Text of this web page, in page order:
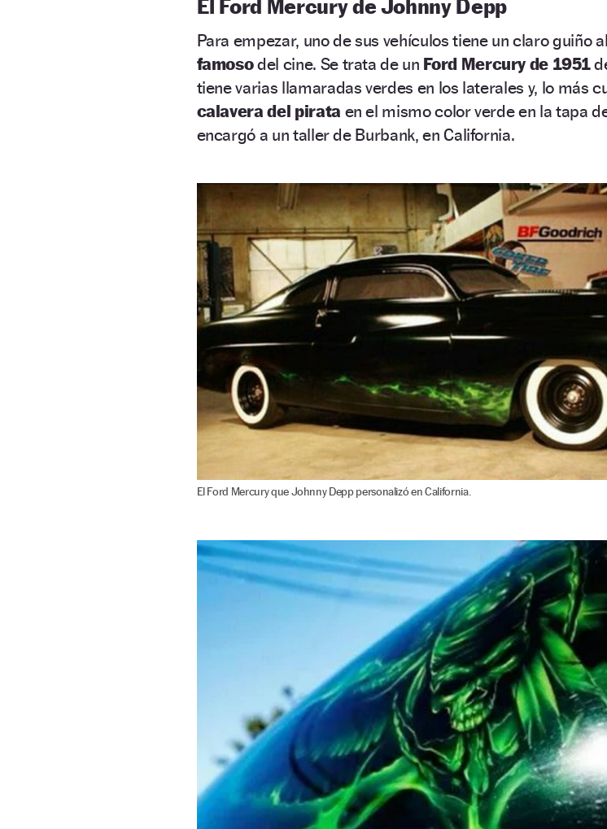
El Ford Mercury de Johnny Depp
Para empezar, uno de sus vehículos tiene un claro guiño al
famosodel cine. Se trata de un Ford Mercury de 1951
tiene varias llamaradas verdes en los laterales y, lo más
calavera del pirata en el mismo color verde en la tapa
encargó a un taller de Burbank, en California.
El Ford Mercury que Johnny Depp personalizó en California.